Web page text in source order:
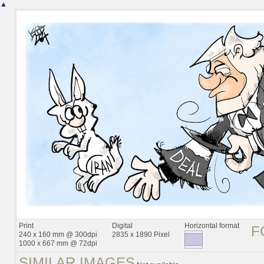
▲
Print
240 x 160 mm @ 300dpi
1000 x 667 mm @ 72dpi
Digital
2835 x 1890 Pixel
Horizontal format